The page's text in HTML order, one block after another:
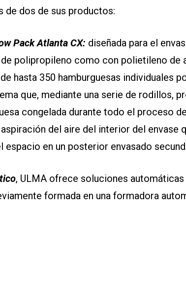
de dos de sus productos:
Pack Atlanta CX: diseñada para el
polipropileno como con polietileno de
hasta 350 hamburguesas individuales
que, mediante una serie de rodillos,
congelada durante todo el proceso
del aire del interior del envase
espacio en un posterior envasado
, ULMA ofrece soluciones
formada en una formadora